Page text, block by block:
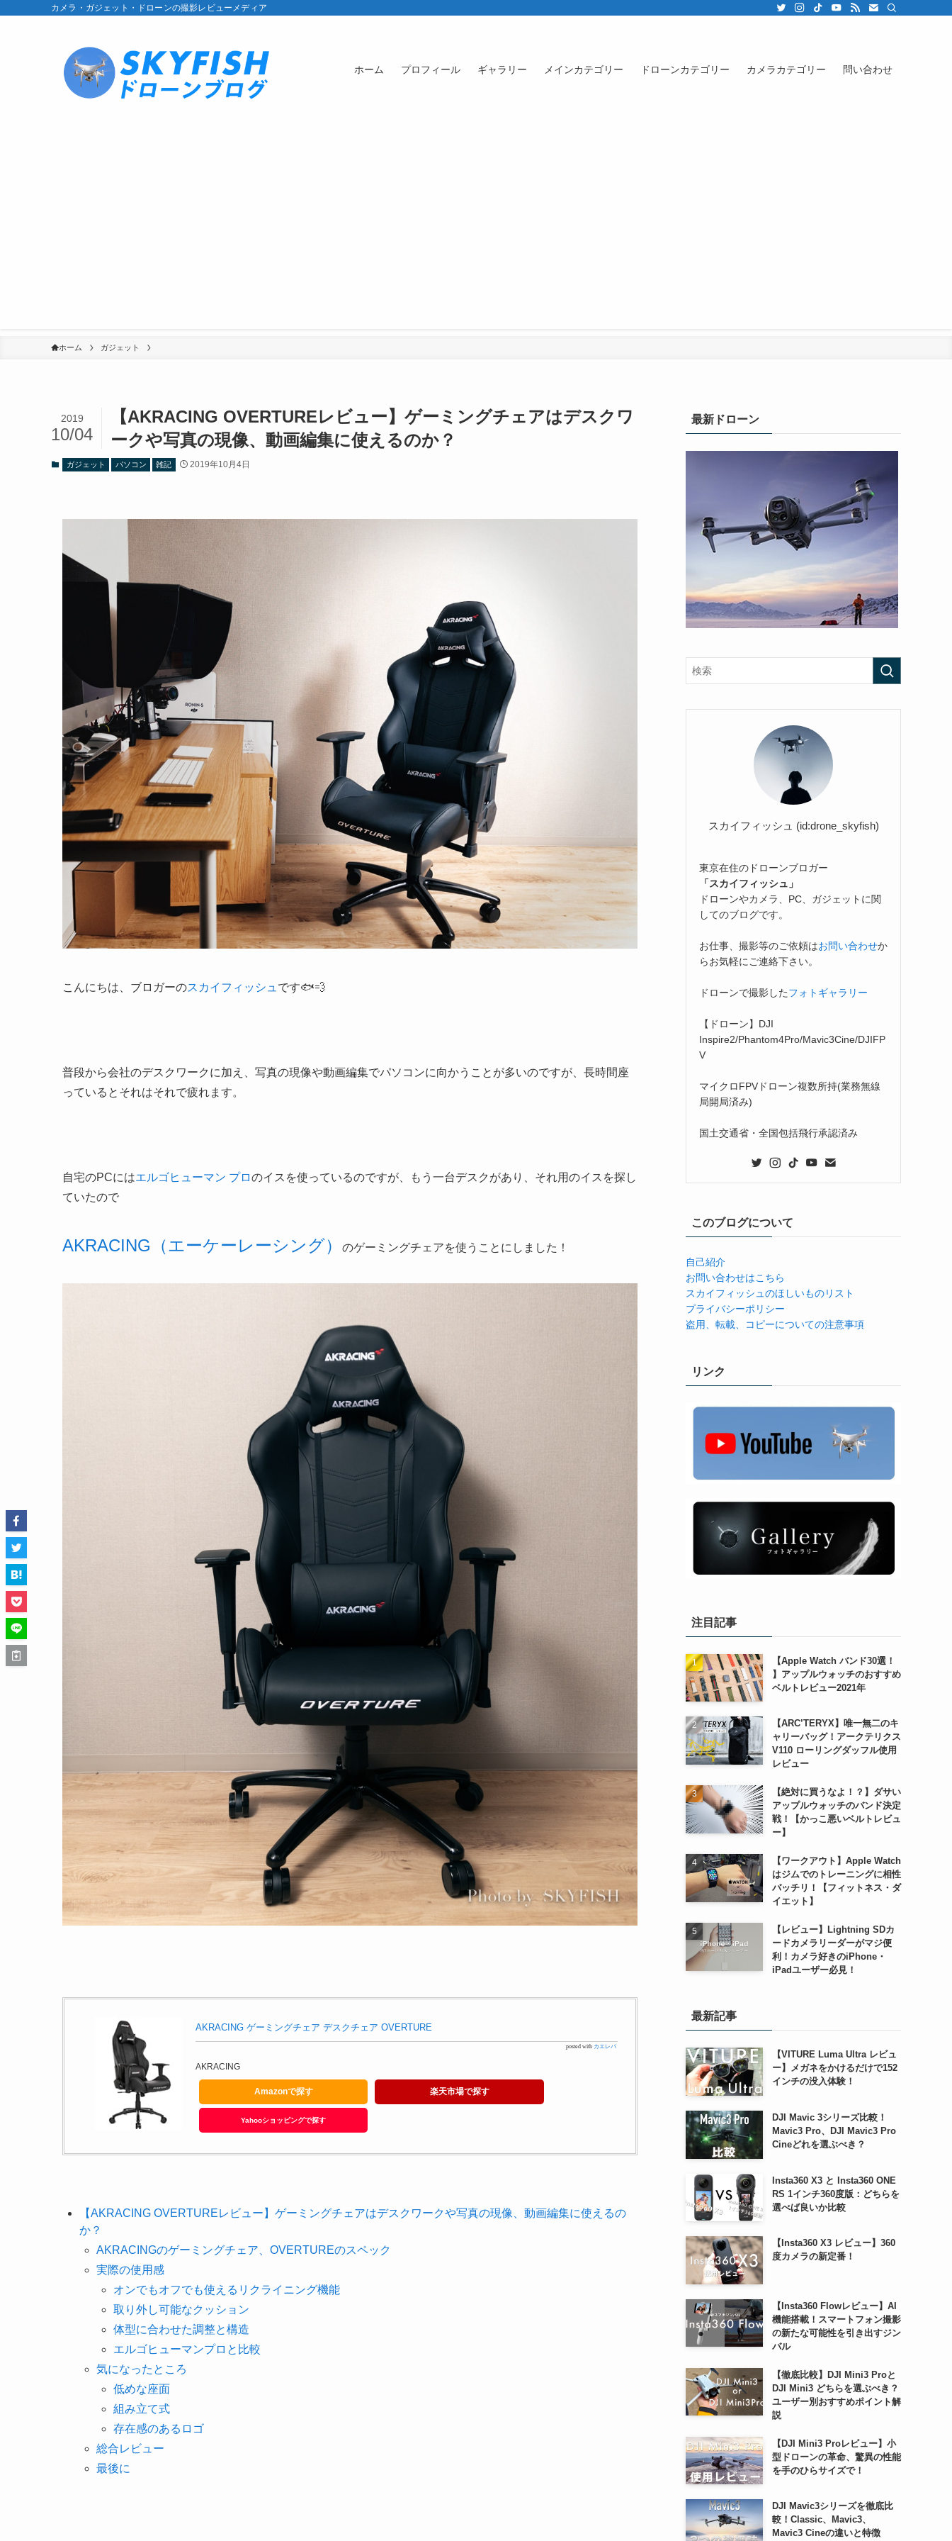
カメラ・ガジェット・ドローンの撮影レビューメディア
ホーム プロフィール ギャラリー メインカテゴリー ドローンカテゴリー カメラカテゴリー 問い合わせ
ホーム ガジェット
【AKRACING OVERTUREレビュー】ゲーミングチェアはデスクワ
ークや写真の現像、動画編集に使えるのか？
2019
10/04
ガジェット パソコン 雑記 2019年10月4日
こんにちは、ブロガーのスカイフィッシュ です🐟💨
普段から会社のデスクワークに加え、写真の現像や動画編集でパソコンに向かうことが多いのですが、長時間座
っているとそれはそれで疲れます。
自宅のPCにはエルゴヒューマン プロのイスを使っているのですが、もう一台デスクがあり、それ用のイスを探し
ていたので
AKRACING（エーケーレーシング） のゲーミングチェアを使うことにしました！
AKRACING ゲーミングチェア デスクチェア OVERTURE
posted with カエレバ
AKRACING
Amazonで探す 楽天市場で探す
Yahooショッピングで探す
【AKRACING OVERTUREレビュー】ゲーミングチェアはデスクワークや写真の現像、動画編集に使えるの
か？
AKRACINGのゲーミングチェア、OVERTUREのスペック
実際の使用感
オンでもオフでも使えるリクライニング機能
取り外し可能なクッション
体型に合わせた調整と構造
エルゴヒューマンプロと比較
気になったところ
低めな座面
組み立て式
存在感のあるロゴ
総合レビュー
最後に
最新ドローン
スカイフィッシュ (id:drone_skyfish)
東京在住のドローンブロガー
「スカイフィッシュ」
ドローンやカメラ、PC、ガジェットに関
してのブログです。
お仕事、撮影等のご依頼はお問い合わせか
らお気軽にご連絡下さい。
ドローンで撮影したフォトギャラリー
【ドローン】DJI
Inspire2/Phantom4Pro/Mavic3Cine/DJIFP
V
マイクロFPVドローン複数所持(業務無線
局開局済み)
国土交通省・全国包括飛行承認済み
このブログについて
自己紹介
お問い合わせはこちら
スカイフィッシュのほしいものリスト
プライバシーポリシー
盗用、転載、コピーについての注意事項
リンク
注目記事
【Apple Watch バンド30選！
】アップルウォッチのおすすめ
ベルトレビュー2021年
【ARC’TERYX】唯一無二のキ
ャリーバッグ！アークテリクス
V110 ローリングダッフル使用
レビュー
【絶対に買うなよ！？】ダサい
アップルウォッチのバンド決定
戦！【かっこ悪いベルトレビュ
ー】
【ワークアウト】Apple Watch
はジムでのトレーニングに相性
バッチリ！【フィットネス・ダ
イエット】
【レビュー】Lightning SDカ
ードカメラリーダーがマジ便
利！カメラ好きのiPhone・
iPadユーザー必見！
最新記事
【VITURE Luma Ultra レビュ
ー】メガネをかけるだけで152
インチの没入体験！
DJI Mavic 3シリーズ比較！
Mavic3 Pro、DJI Mavic3 Pro
Cineどれを選ぶべき？
Insta360 X3 と Insta360 ONE
RS 1インチ360度版：どちらを
選べば良いか比較
【Insta360 X3 レビュー】360
度カメラの新定番！
【Insta360 Flowレビュー】AI
機能搭載！スマートフォン撮影
の新たな可能性を引き出すジン
バル
【徹底比較】DJI Mini3 Proと
DJI Mini3 どちらを選ぶべき？
ユーザー別おすすめポイント解
説
【DJI Mini3 Proレビュー】小
型ドローンの革命、驚異の性能
を手のひらサイズで！
DJI Mavic3シリーズを徹底比
較！Classic、Mavic3、
Mavic3 Cineの違いと特徴